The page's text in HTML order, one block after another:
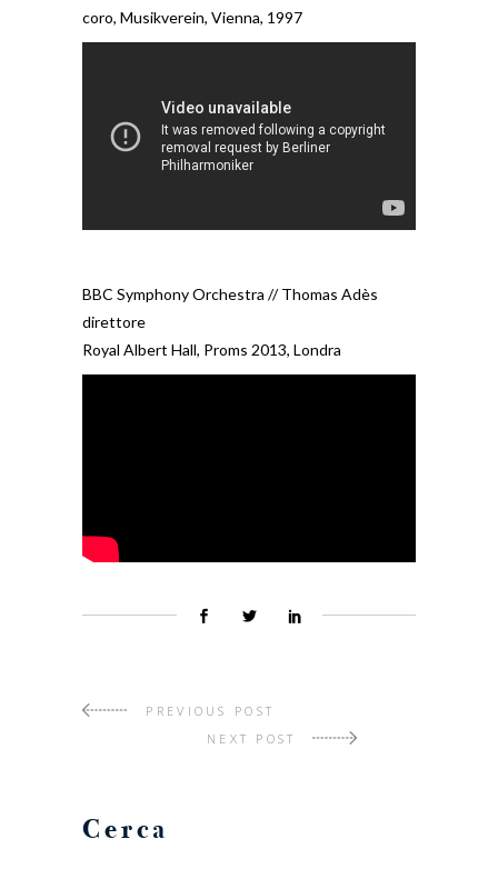
coro, Musikverein, Vienna, 1997
BBC Symphony Orchestra // Thomas Adès
direttore
Royal Albert Hall, Proms 2013, Londra
PREVIOUS POST
NEXT POST
Cerca